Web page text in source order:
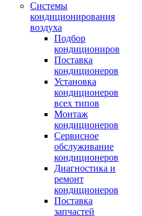
Системы
кондиционирования
воздуха
Подбор
кондициониров
Поставка
кондиционеров
Установка
кондиционеров
всех типов
Монтаж
кондиционеров
Сервисное
обслуживание
кондиционеров
Диагностика и
ремонт
кондиционеров
Поставка
запчастей